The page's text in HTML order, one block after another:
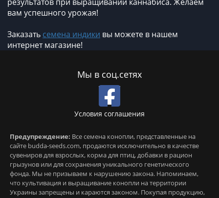
вам успешного урожая!
Заказать семена индики вы можете в нашем
интернет магазине!
Мы в соц.сетях
Условия соглашения
Предупреждение: Все семена конопли, представленные на
сайте budda-seeds.com, продаются исключительно в качестве
сувениров для взрослых, корма для птиц, добавки в рацион
грызунов или для сохранения уникального генетического
фонда. Мы не призываем к нарушению закона. Напоминаем,
что культивация и выращивание конопли на территории
Украины запрещены и караются законом. Покупая продукцию,